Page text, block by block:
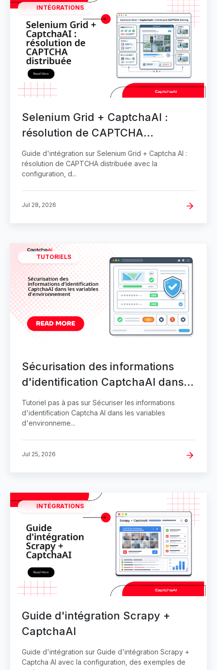
INTÉGRATIONS
Selenium Grid + CaptchaAI :
résolution de CAPTCHA
distribuée
Guide d'intégration sur Selenium Grid + Captcha AI :
résolution de CAPTCHA distribuée avec la
configuration, d...
Jul 28, 2026
TUTORIELS
Sécurisation des informations
d'identification CaptchaAI dans
les variables d'environnement
Tutoriel pas à pas sur Sécuriser les informations
d'identification Captcha AI dans les variables
d'environneme...
Jul 25, 2026
INTÉGRATIONS
Guide d'intégration Scrapy +
CaptchaAI
Guide d'intégration sur Guide d'intégration Scrapy +
Captcha AI avec la configuration, des exemples de